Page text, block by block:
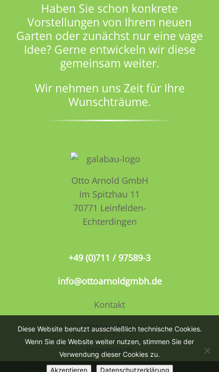
Haben Sie schon konkrete
Vorstellungen von Ihrem neuen
Garten oder zunächst nur eine vage
Idee? Gerne entwickeln wir diese
gemeinsam weiter.
Wir nehmen uns Zeit für Ihre
Wunschträume.
Otto Arnold GmbH
Im Spitzhau 11
70771 Leinfelden­­
Echterdingen
+49 (0)711 / 97589-3
info@ottoarnoldgmbh.de
Kontakt
Datenschutz
Impressum
Diese Website benutzt ausschließlich technische Cookies.
Wenn Sie die Website weiter nutzen, stimmen Sie der
Verwendung dieser Cookies zu.
Akzeptieren Datenschutzerklärung